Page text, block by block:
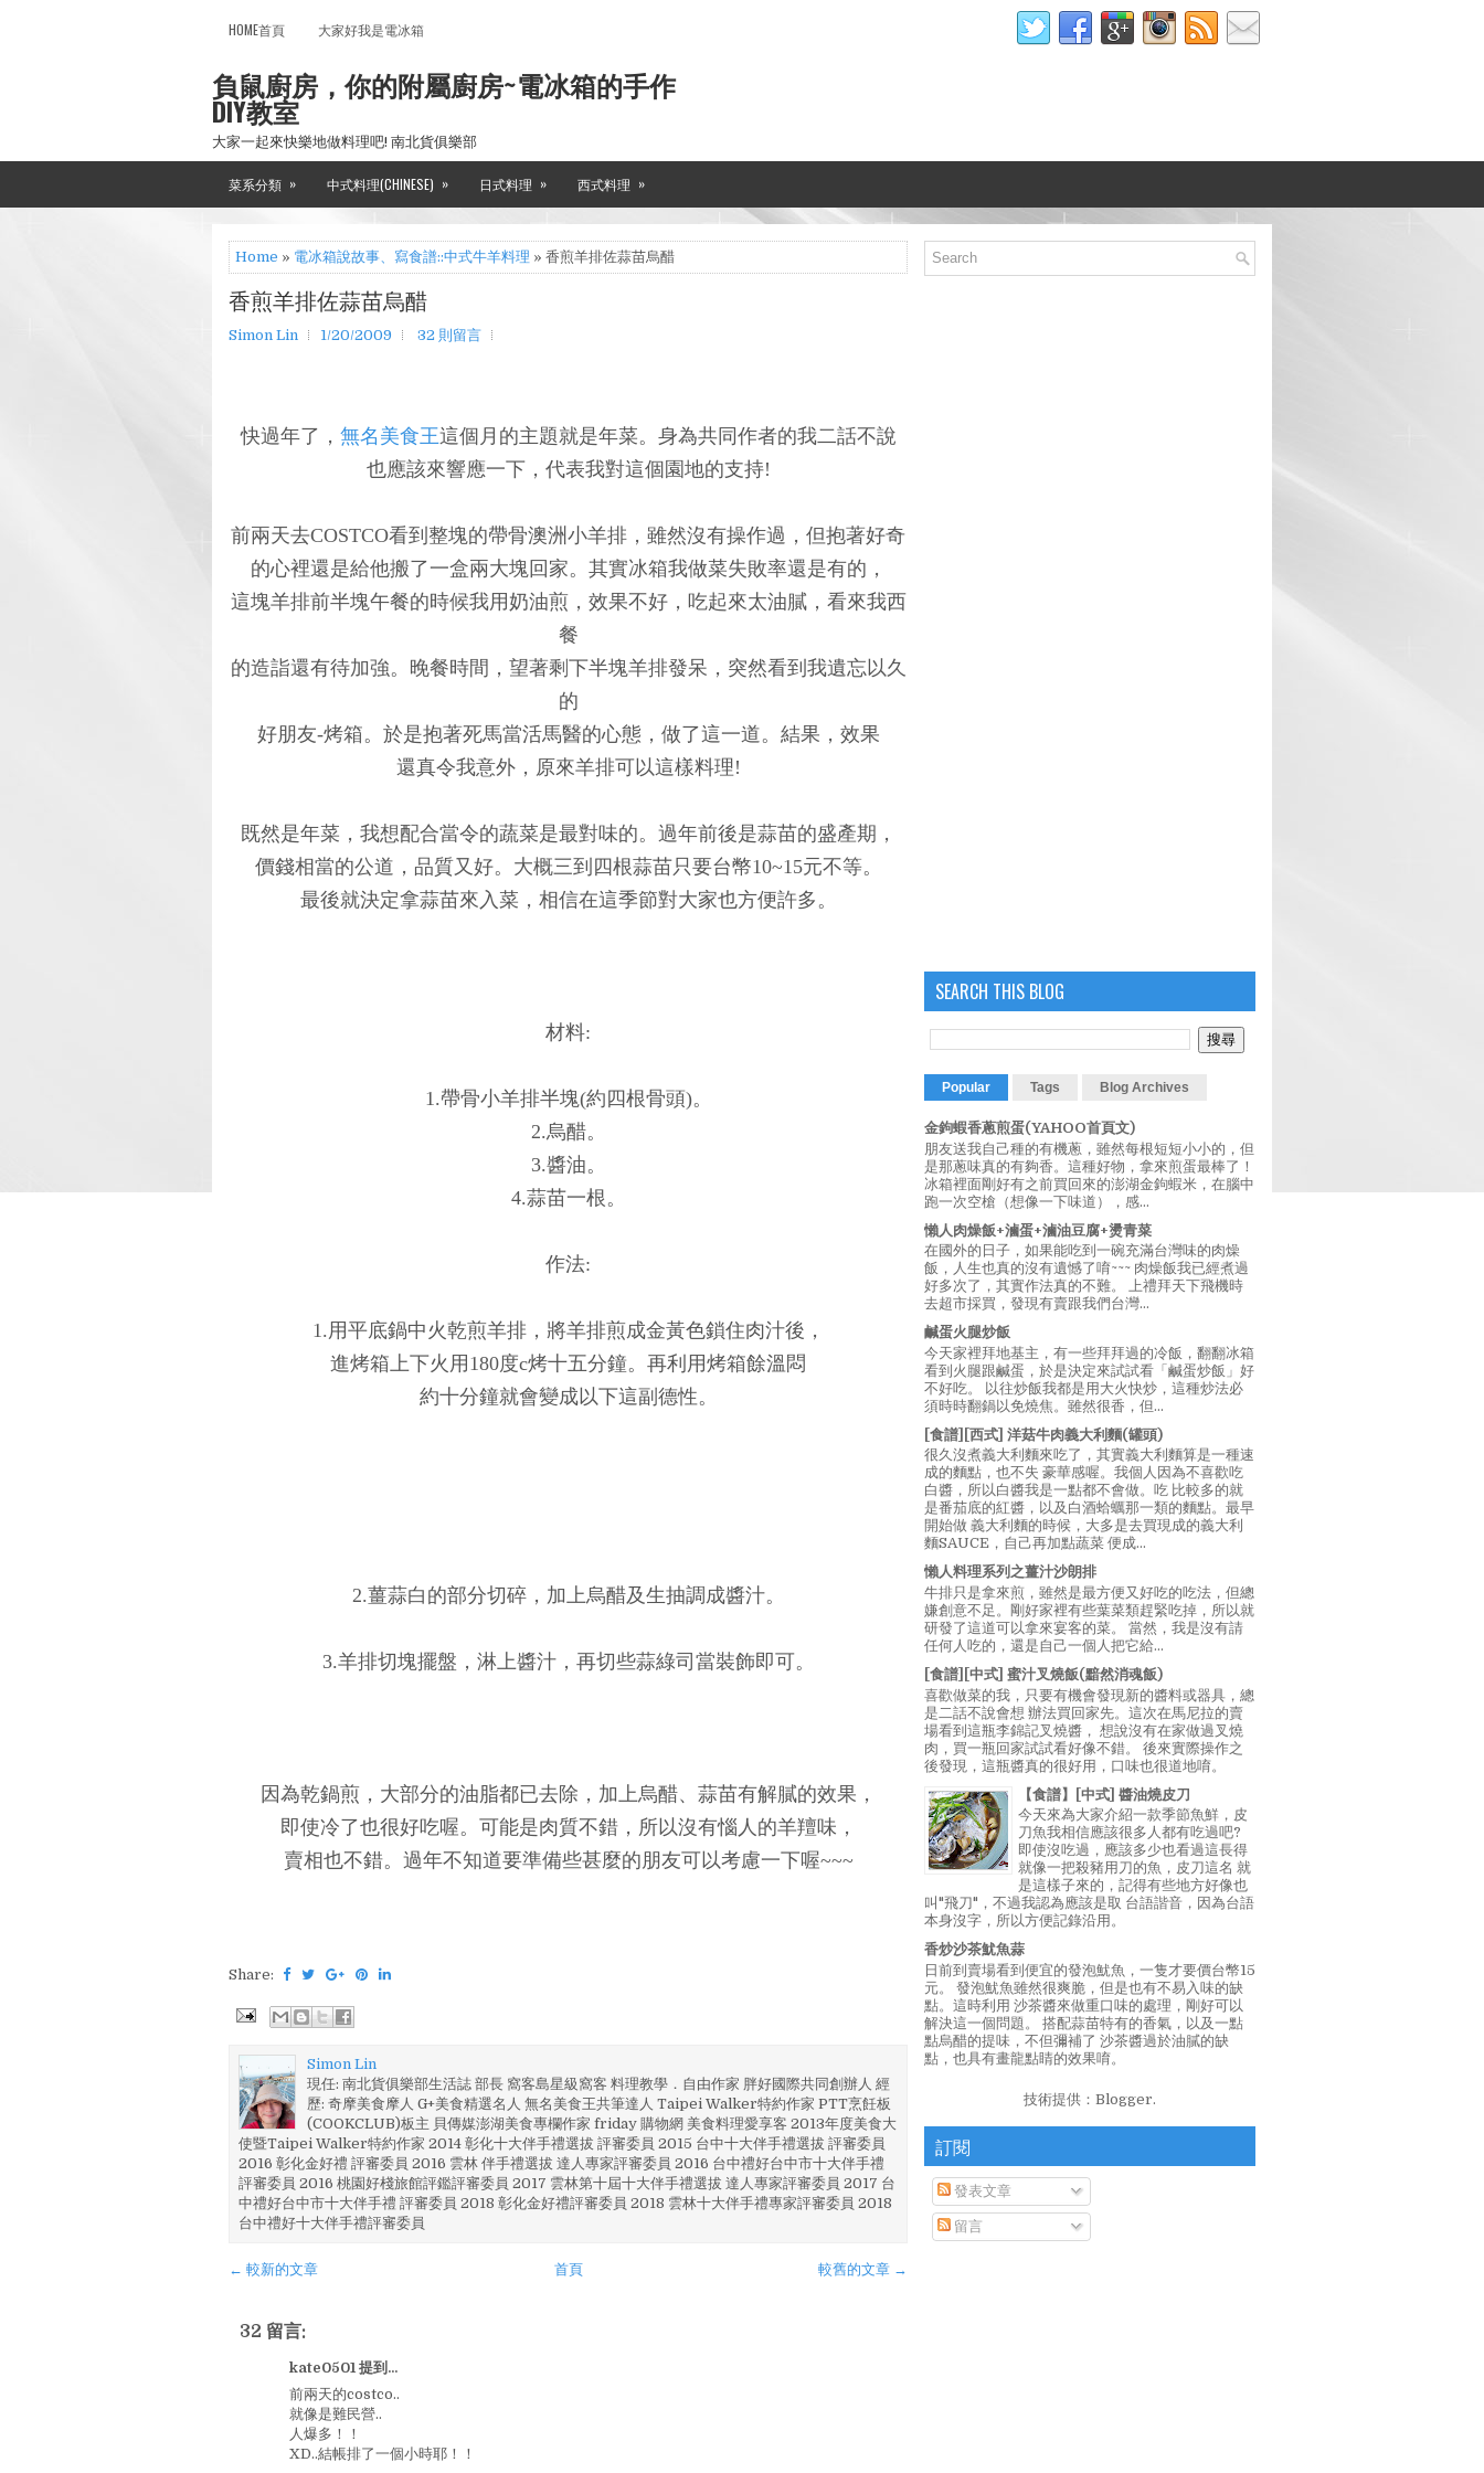
HOME首頁 大家好我是電冰箱
負鼠廚房，你的附屬廚房~電冰箱的手作
DIY教室
大家一起來快樂地做料理吧! 南北貨俱樂部
菜系分類 » 中式料理(CHINESE) » 日式料理 » 西式料理 »
Home » 電冰箱說故事、寫食譜::中式牛羊料理 » 香煎羊排佐蒜苗烏醋
香煎羊排佐蒜苗烏醋
Simon Lin 1/20/2009 32 則留言
快過年了， 無名美食王這個月的主題就是年菜。身為共同作者的我二話不說
也應該來響應一下，代表我對這個園地的支持!
前兩天去COSTCO看到整塊的帶骨澳洲小羊排，雖然沒有操作過，但抱著好奇
的心裡還是給他搬了一盒兩大塊回家。其實冰箱我做菜失敗率還是有的，
這塊羊排前半塊午餐的時候我用奶油煎，效果不好，吃起來太油膩，看來我西
餐
的造詣還有待加強。晚餐時間，望著剩下半塊羊排發呆，突然看到我遺忘以久
的
好朋友-烤箱。於是抱著死馬當活馬醫的心態，做了這一道。結果，效果
還真令我意外，原來羊排可以這樣料理!
既然是年菜，我想配合當令的蔬菜是最對味的。過年前後是蒜苗的盛產期，
價錢相當的公道，品質又好。大概三到四根蒜苗只要台幣10~15元不等。
最後就決定拿蒜苗來入菜，相信在這季節對大家也方便許多。
材料:
1.帶骨小羊排半塊(約四根骨頭)。
2.烏醋。
3.醬油。
4.蒜苗一根。
作法:
1.用平底鍋中火乾煎羊排，將羊排煎成金黃色鎖住肉汁後，
進烤箱上下火用180度c烤十五分鐘。再利用烤箱餘溫悶
約十分鐘就會變成以下這副德性。
2.薑蒜白的部分切碎，加上烏醋及生抽調成醬汁。
3.羊排切塊擺盤，淋上醬汁，再切些蒜綠司當裝飾即可。
因為乾鍋煎，大部分的油脂都已去除，加上烏醋、蒜苗有解膩的效果，
即使冷了也很好吃喔。可能是肉質不錯，所以沒有惱人的羊羶味，
賣相也不錯。過年不知道要準備些甚麼的朋友可以考慮一下喔~~~
Share:
Simon Lin
現任: 南北貨俱樂部生活誌 部長 窩客島星級窩客 料理教學．自由作家 胖好國際共同創辦人 經
歷: 奇摩美食摩人 G+美食精選名人 無名美食王共筆達人 Taipei Walker特約作家 PTT烹飪板
(COOKCLUB)板主 貝傳媒澎湖美食專欄作家 friday 購物網 美食料理愛享客 2013年度美食大
使暨Taipei Walker特約作家 2014 彰化十大伴手禮選拔 評審委員 2015 台中十大伴手禮選拔 評審委員
2016 彰化金好禮 評審委員 2016 雲林 伴手禮選拔 達人專家評審委員 2016 台中禮好台中市十大伴手禮
評審委員 2016 桃園好棧旅館評鑑評審委員 2017 雲林第十屆十大伴手禮選拔 達人專家評審委員 2017 台
中禮好台中市十大伴手禮 評審委員 2018 彰化金好禮評審委員 2018 雲林十大伴手禮專家評審委員 2018
台中禮好十大伴手禮評審委員
← 較新的文章 較舊的文章 →
首頁
32 留言:
kate0501 提到...
前兩天的costco..
就像是難民營..
人爆多！！
XD..結帳排了一個小時耶！！
SEARCH THIS BLOG
Popular Tags Blog Archives
金鉤蝦香蔥煎蛋(YAHOO首頁文)
朋友送我自己種的有機蔥，雖然每根短短小小的，但
是那蔥味真的有夠香。這種好物，拿來煎蛋最棒了！
冰箱裡面剛好有之前買回來的澎湖金鉤蝦米，在腦中
跑一次空槍（想像一下味道），感...
懶人肉燥飯+滷蛋+滷油豆腐+燙青菜
在國外的日子，如果能吃到一碗充滿台灣味的肉燥
飯，人生也真的沒有遺憾了唷~~~ 肉燥飯我已經煮過
好多次了，其實作法真的不難。 上禮拜天下飛機時
去超市採買，發現有賣跟我們台灣...
鹹蛋火腿炒飯
今天家裡拜地基主，有一些拜拜過的冷飯，翻翻冰箱
看到火腿跟鹹蛋，於是決定來試試看「鹹蛋炒飯」好
不好吃。 以往炒飯我都是用大火快炒，這種炒法必
須時時翻鍋以免燒焦。雖然很香，但...
[食譜][西式] 洋菇牛肉義大利麵(罐頭)
很久沒煮義大利麵來吃了，其實義大利麵算是一種速
成的麵點，也不失 豪華感喔。我個人因為不喜歡吃
白醬，所以白醬我是一點都不會做。吃 比較多的就
是番茄底的紅醬，以及白酒蛤蠣那一類的麵點。最早
開始做 義大利麵的時候，大多是去買現成的義大利
麵SAUCE，自己再加點蔬菜 便成...
懶人料理系列之薑汁沙朗排
牛排只是拿來煎，雖然是最方便又好吃的吃法，但總
嫌創意不足。剛好家裡有些葉菜類趕緊吃掉，所以就
研發了這道可以拿來宴客的菜。 當然，我是沒有請
任何人吃的，還是自己一個人把它給...
[食譜][中式] 蜜汁叉燒飯(黯然消魂飯)
喜歡做菜的我，只要有機會發現新的醬料或器具，總
是二話不說會想 辦法買回家先。這次在馬尼拉的賣
場看到這瓶李錦記叉燒醬， 想說沒有在家做過叉燒
肉，買一瓶回家試試看好像不錯。 後來實際操作之
後發現，這瓶醬真的很好用，口味也很道地唷。
【食譜】[中式] 醬油燒皮刀
今天來為大家介紹一款季節魚鮮，皮
刀魚我相信應該很多人都有吃過吧?
即使沒吃過，應該多少也看過這長得
就像一把殺豬用刀的魚，皮刀這名 就
是這樣子來的，記得有些地方好像也
叫"飛刀"，不過我認為應該是取 台語諧音，因為台語
本身沒字，所以方便記錄沿用。
香炒沙茶魷魚蒜
日前到賣場看到便宜的發泡魷魚，一隻才要價台幣15
元。 發泡魷魚雖然很爽脆，但是也有不易入味的缺
點。這時利用 沙茶醬來做重口味的處理，剛好可以
解決這一個問題。 搭配蒜苗特有的香氣，以及一點
點烏醋的提味，不但彌補了 沙茶醬過於油膩的缺
點，也具有畫龍點睛的效果唷。
技術提供： Blogger.
訂閱
發表文章
留言